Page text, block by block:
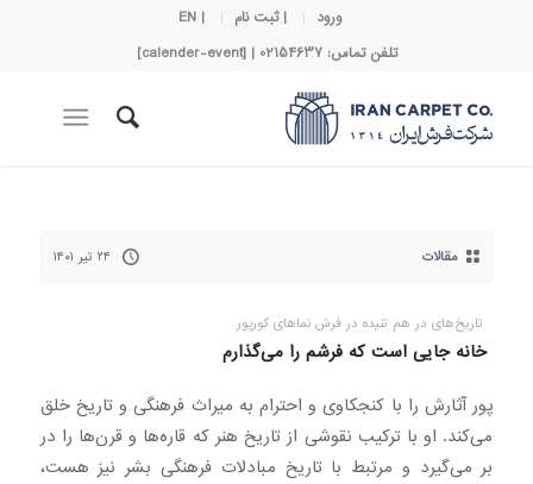
ورود | ثبت نام
| EN
تلفن تماس: 02154637 | [calender-event]
مقالات ۲۴ تیر ۱۴۰۱
تاریخ‌های در هم تنیده در فرش نما‌های کورپور
خانه جایی است که فرشم را می‌گذارم
پور آثارش را با کنجکاوی و احترام به میراث فرهنگی و تاریخ خلق
می‌کند. او با ترکیب نقوشی از تاریخ هنر که قاره‌ها و قرن‌ها را در
بر می‌گیرد و مرتبط با تاریخ مبادلات فرهنگی بشر نیز هست،